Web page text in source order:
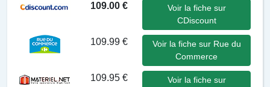
109.00 €
Voir la fiche sur
CDiscount
109.99 €
Voir la fiche sur Rue du
Commerce
109.95 €
Voir la fiche sur